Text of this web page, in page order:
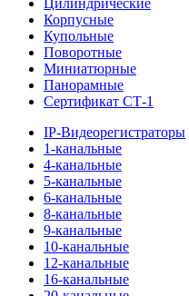
Цилиндрические
Корпусные
Купольные
Поворотные
Миниатюрные
Панорамные
Сертификат СТ-1
IP-Видеорегистраторы
1-канальные
4-канальные
5-канальные
6-канальные
8-канальные
9-канальные
10-канальные
12-канальные
16-канальные